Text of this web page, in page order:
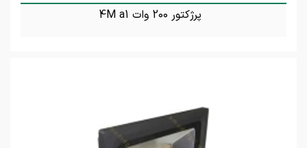
پرژکتور 200 وات 4M a1